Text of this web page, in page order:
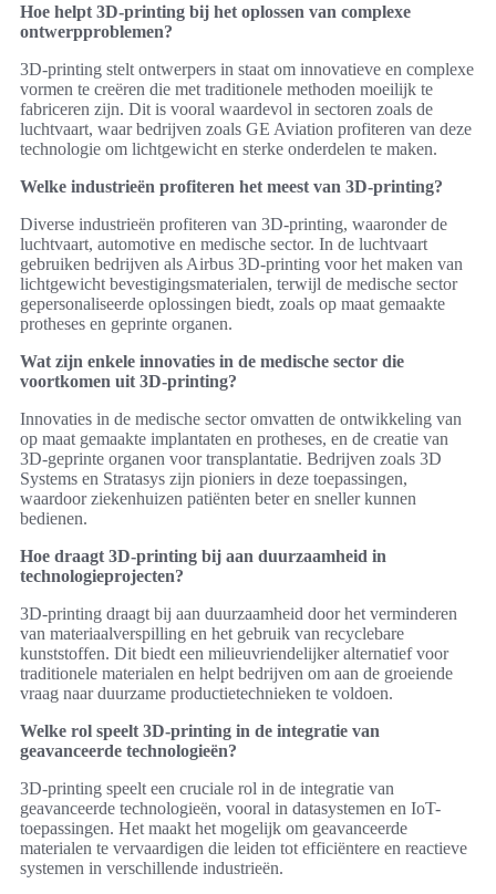
Hoe helpt 3D-printing bij het oplossen van complexe
ontwerpproblemen?
3D-printing stelt ontwerpers in staat om innovatieve en complexe
vormen te creëren die met traditionele methoden moeilijk te
fabriceren zijn. Dit is vooral waardevol in sectoren zoals de
luchtvaart, waar bedrijven zoals GE Aviation profiteren van deze
technologie om lichtgewicht en sterke onderdelen te maken.
Welke industrieën profiteren het meest van 3D-printing?
Diverse industrieën profiteren van 3D-printing, waaronder de
luchtvaart, automotive en medische sector. In de luchtvaart
gebruiken bedrijven als Airbus 3D-printing voor het maken van
lichtgewicht bevestigingsmaterialen, terwijl de medische sector
gepersonaliseerde oplossingen biedt, zoals op maat gemaakte
protheses en geprinte organen.
Wat zijn enkele innovaties in de medische sector die
voortkomen uit 3D-printing?
Innovaties in de medische sector omvatten de ontwikkeling van
op maat gemaakte implantaten en protheses, en de creatie van
3D-geprinte organen voor transplantatie. Bedrijven zoals 3D
Systems en Stratasys zijn pioniers in deze toepassingen,
waardoor ziekenhuizen patiënten beter en sneller kunnen
bedienen.
Hoe draagt 3D-printing bij aan duurzaamheid in
technologieprojecten?
3D-printing draagt bij aan duurzaamheid door het verminderen
van materiaalverspilling en het gebruik van recyclebare
kunststoffen. Dit biedt een milieuvriendelijker alternatief voor
traditionele materialen en helpt bedrijven om aan de groeiende
vraag naar duurzame productietechnieken te voldoen.
Welke rol speelt 3D-printing in de integratie van
geavanceerde technologieën?
3D-printing speelt een cruciale rol in de integratie van
geavanceerde technologieën, vooral in datasystemen en IoT-
toepassingen. Het maakt het mogelijk om geavanceerde
materialen te vervaardigen die leiden tot efficiëntere en reactieve
systemen in verschillende industrieën.